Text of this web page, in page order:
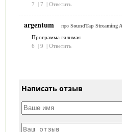
7
| 7 | Ответить
argentum про SoundTap Streaming
Программа галимая
6
| 9 | Ответить
Написать отзыв